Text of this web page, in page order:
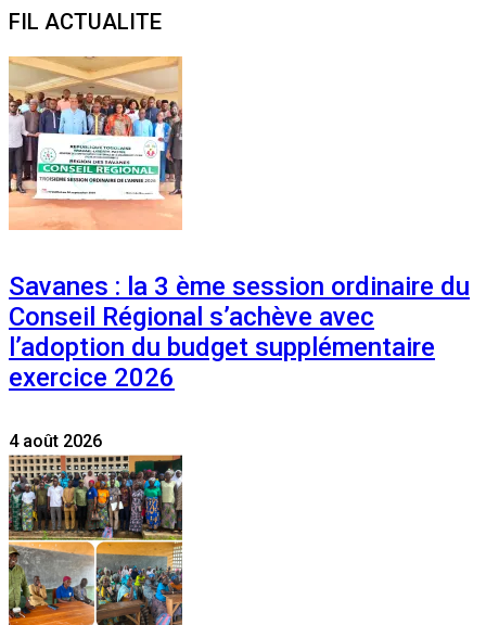
FIL ACTUALITE
Savanes : la 3 ème session ordinaire du
Conseil Régional s’achève avec
l’adoption du budget supplémentaire
exercice 2026
4 août 2026